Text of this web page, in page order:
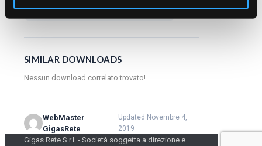
Piano di ispezione mensile degli impianti
SIMILAR DOWNLOADS
Nessun download correlato trovato!
WebMaster
GigasRete
Updated Novembre 4,
2019
Gigas Rete S.r.l. - Società soggetta a direzione e